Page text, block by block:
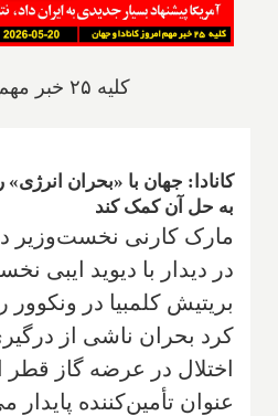
کلیه ۲۵ خبر مهم امروز کانادا و جهان
کانادا: جهان با «بحران انرژی»
به حل آن کمک کند
مارک کارنی نخست‌وزیر
در دیدار با دیوید ایبی
بریتیش کلمبیا در ونکوور
کرد بحران ناشی از
اختلال در عرضه گاز قطر
عنوان تأمین‌کننده پایدار